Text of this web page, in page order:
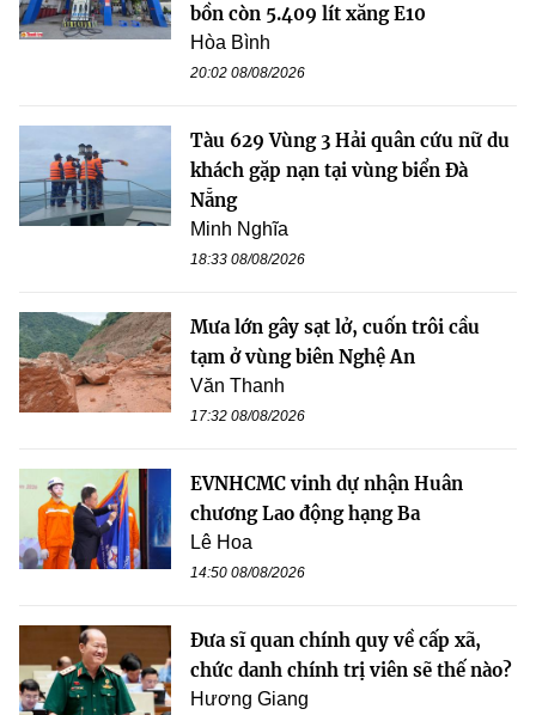
bồn còn 5.409 lít xăng E10
Hòa Bình
20:02 08/08/2026
Tàu 629 Vùng 3 Hải quân cứu nữ du
khách gặp nạn tại vùng biển Đà
Nẵng
Minh Nghĩa
18:33 08/08/2026
Mưa lớn gây sạt lở, cuốn trôi cầu
tạm ở vùng biên Nghệ An
Văn Thanh
17:32 08/08/2026
EVNHCMC vinh dự nhận Huân
chương Lao động hạng Ba
Lê Hoa
14:50 08/08/2026
Đưa sĩ quan chính quy về cấp xã,
chức danh chính trị viên sẽ thế nào?
Hương Giang